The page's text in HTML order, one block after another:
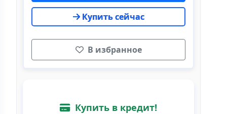
Купить сейчас
В избранное
Купить в кредит!